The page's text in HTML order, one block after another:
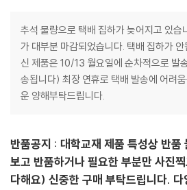
추석 물량으로 택배 집하가 늦어지고 있
가 대부분 마감되었습니다. 택배 집하가
신 제품은 10/13 월요일에 순차적으로 발
송됩니다) 최장 연휴로 택배 발송에 어려
운 양해부탁드립니다.
반품공지 : 대학교재 제품 특성상 반품
보고 반품하거나 필요한 부분만 사진
다해요) 신중한 구매 부탁드립니다.